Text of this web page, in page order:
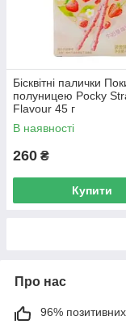
Бісквітні палички
полуницею Pocky
Flavour 45 г
В наявності
260 ₴
Купити
Про нас
96% позитивних